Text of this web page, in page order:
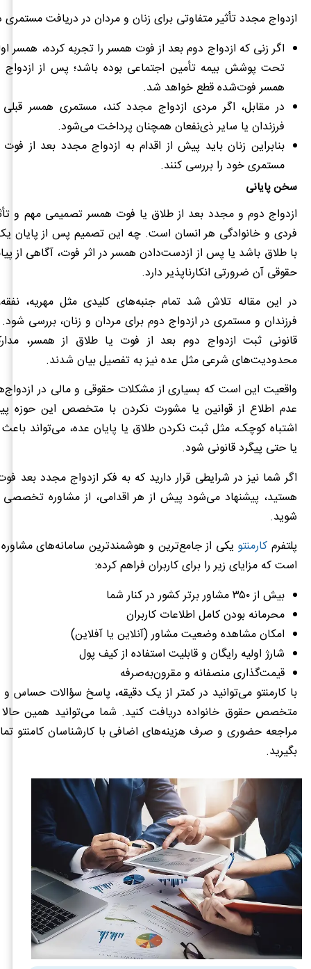
ازدواج مجدد تأثیر متفاوتی برای زنان و مردان در دریافت مستمری
اگر زنی که ازدواج دوم بعد از فوت همسر را تجربه کرده، همسر
تحت پوشش بیمه تأمین اجتماعی بوده باشد؛ پس از
همسر فوت‌شده قطع خواهد شد.
در مقابل، اگر مردی ازدواج مجدد کند، مستمری همسر
فرزندان یا سایر ذی‌نفعان همچنان پرداخت می‌شود.
بنابراین زنان باید پیش از اقدام به ازدواج مجدد بعد از
مستمری خود را بررسی کنند.
سخن پایانی
ازدواج دوم و مجدد بعد از طلاق یا فوت همسر تصمیمی مهم و
فردی و خانوادگی هر انسان است. چه این تصمیم پس از پایان
با طلاق باشد یا پس از از‌دست‌دادن همسر در اثر فوت، آگاهی از
حقوقی آن ضرورتی انکارناپذیر دارد.
در این مقاله تلاش شد تمام جنبه‌های کلیدی مثل مهریه،
فرزندان و مستمری در ازدواج دوم برای مردان و زنان، بررسی
قانونی ثبت ازدواج دوم بعد از فوت یا طلاق از همسر،
محدودیت‌های شرعی مثل عده نیز به تفصیل بیان شدند.
واقعیت این است که بسیاری از مشکلات حقوقی و مالی در
عدم اطلاع از قوانین یا مشورت نکردن با متخصص این
اشتباه کوچک، مثل ثبت نکردن طلاق یا پایان عده، می‌تواند
یا حتی پیگرد قانونی شود.
اگر شما نیز در شرایطی قرار دارید که به فکر ازدواج مجدد بعد
هستید، پیشنهاد می‌شود پیش از هر اقدامی، از مشاوره تخصصی
شوید.
پلتفرم کارمنتو یکی از جامع‌ترین و هوشمندترین سامانه‌های
است که مزایای زیر را برای کاربران فراهم کرده:
بیش از ۳۵۰ مشاور برتر کشور در کنار شما
محرمانه بودن کامل اطلاعات کاربران
امکان مشاهده وضعیت مشاور (آنلاین یا آفلاین)
شارژ اولیه رایگان و قابلیت استفاده از کیف پول
قیمت‌گذاری منصفانه و مقرون‌به‌صرفه
با کارمنتو می‌توانید در کمتر از یک دقیقه، پاسخ سؤالات حساس و
متخصص حقوق خانواده دریافت کنید. شما می‌توانید همین حالا
مراجعه حضوری و صرف هزینه‌های اضافی با کارشناسان کامنتو
بگیرید.